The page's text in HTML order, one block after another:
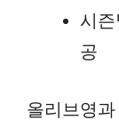
시
공
올리브영